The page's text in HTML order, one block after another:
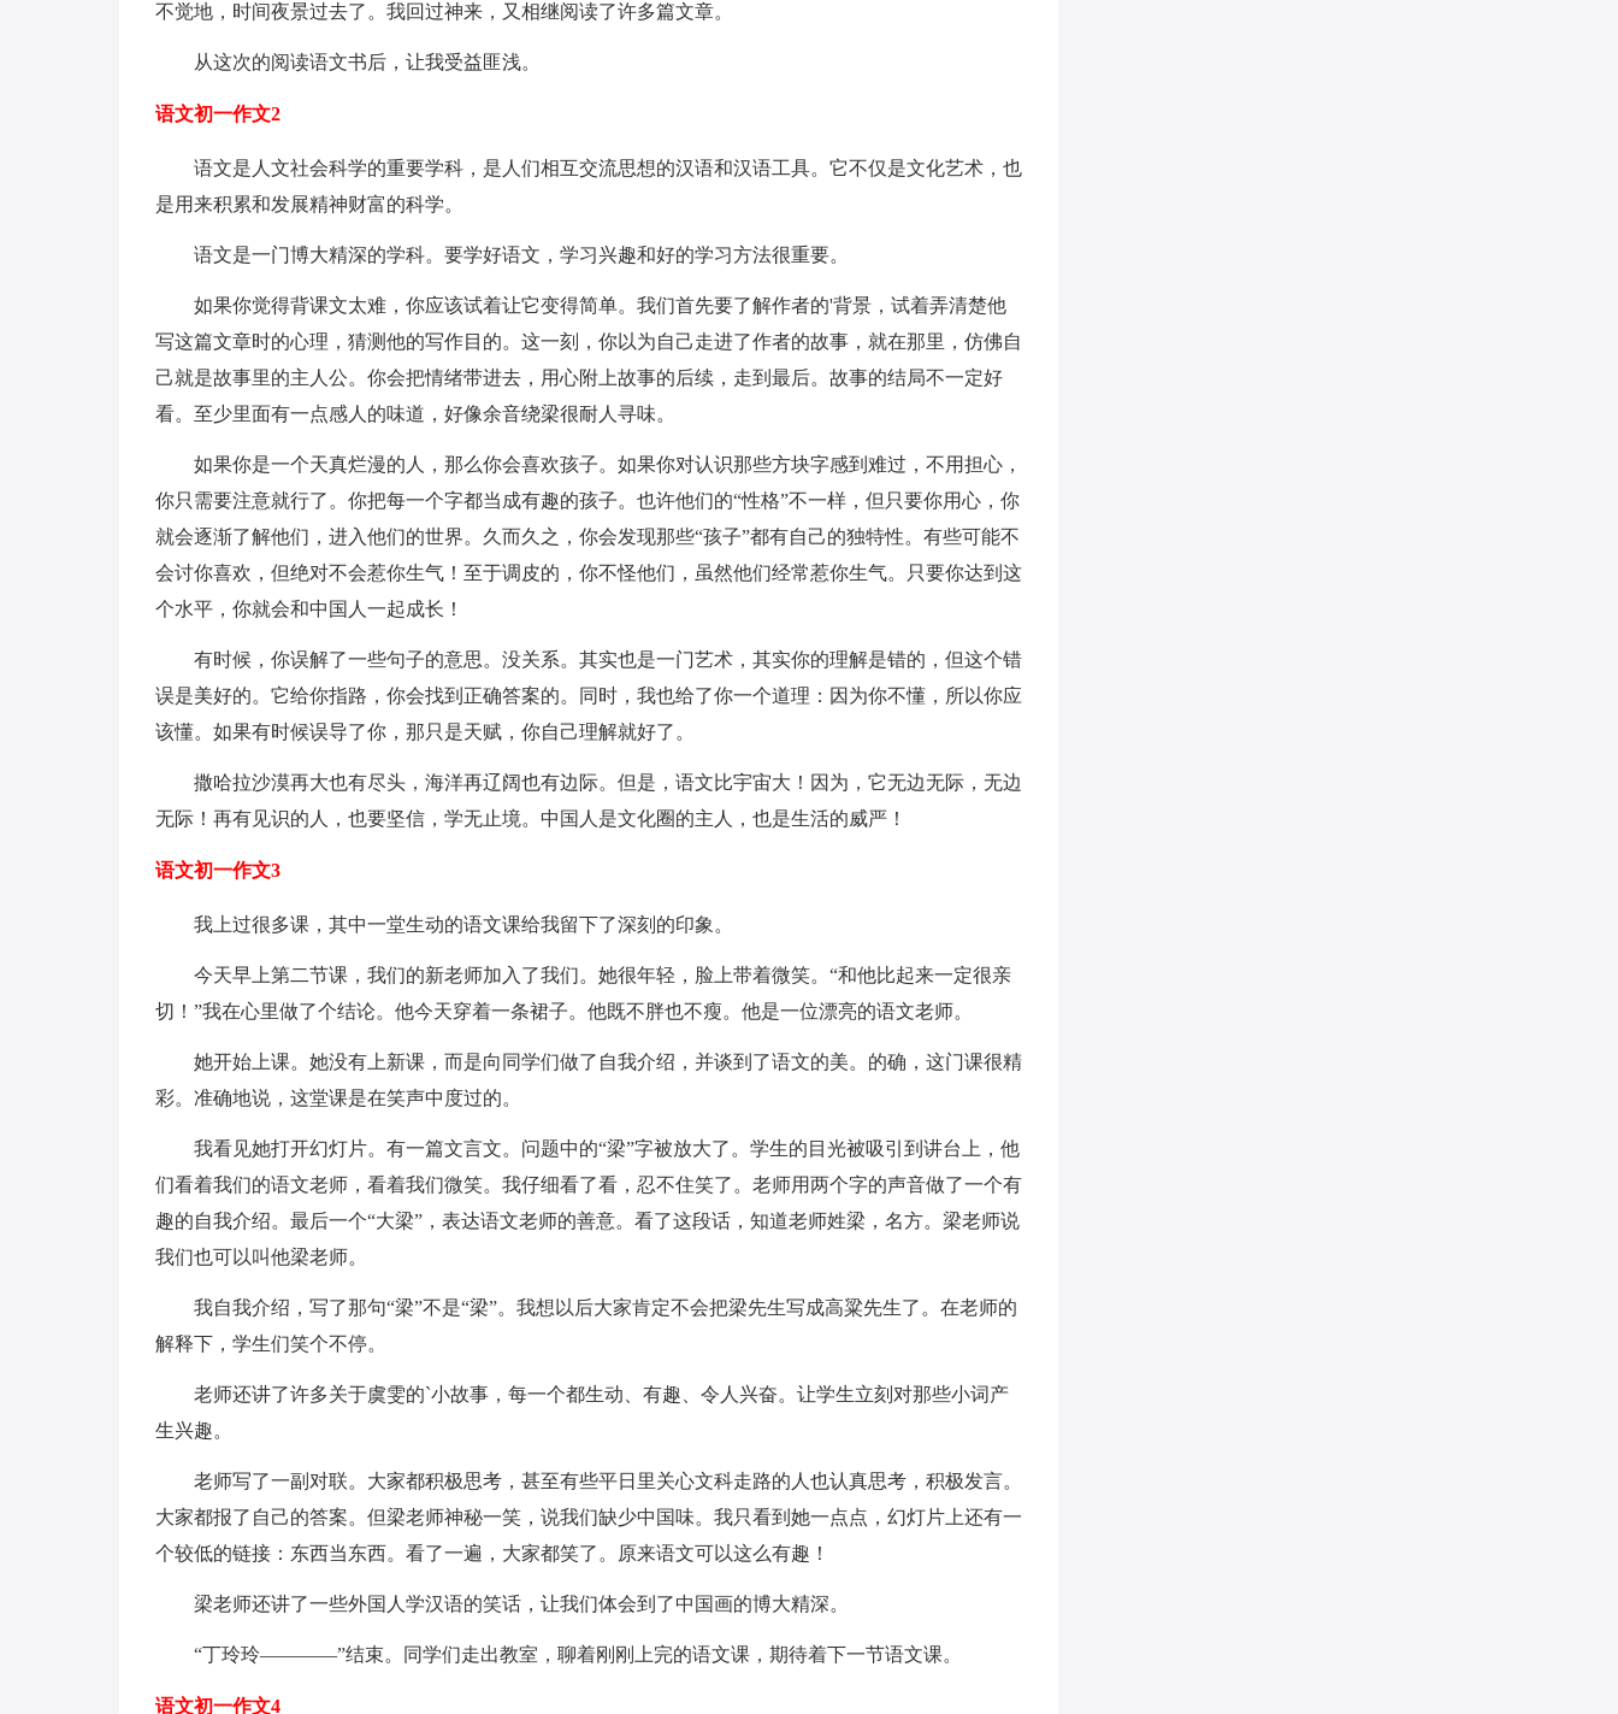
不觉地，时间夜景过去了。我回过神来，又相继阅读了许多篇文章。
从这次的阅读语文书后，让我受益匪浅。
语文初一作文2
语文是人文社会科学的重要学科，是人们相互交流思想的汉语和汉语工具。它不仅是文化艺术，也
是用来积累和发展精神财富的科学。
语文是一门博大精深的学科。要学好语文，学习兴趣和好的学习方法很重要。
如果你觉得背课文太难，你应该试着让它变得简单。我们首先要了解作者的'背景，试着弄清楚他
写这篇文章时的心理，猜测他的写作目的。这一刻，你以为自己走进了作者的故事，就在那里，仿佛自
己就是故事里的主人公。你会把情绪带进去，用心附上故事的后续，走到最后。故事的结局不一定好
看。至少里面有一点感人的味道，好像余音绕梁很耐人寻味。
如果你是一个天真烂漫的人，那么你会喜欢孩子。如果你对认识那些方块字感到难过，不用担心，
你只需要注意就行了。你把每一个字都当成有趣的孩子。也许他们的“性格”不一样，但只要你用心，你
就会逐渐了解他们，进入他们的世界。久而久之，你会发现那些“孩子”都有自己的独特性。有些可能不
会讨你喜欢，但绝对不会惹你生气！至于调皮的，你不怪他们，虽然他们经常惹你生气。只要你达到这
个水平，你就会和中国人一起成长！
有时候，你误解了一些句子的意思。没关系。其实也是一门艺术，其实你的理解是错的，但这个错
误是美好的。它给你指路，你会找到正确答案的。同时，我也给了你一个道理：因为你不懂，所以你应
该懂。如果有时候误导了你，那只是天赋，你自己理解就好了。
撒哈拉沙漠再大也有尽头，海洋再辽阔也有边际。但是，语文比宇宙大！因为，它无边无际，无边
无际！再有见识的人，也要坚信，学无止境。中国人是文化圈的主人，也是生活的威严！
语文初一作文3
我上过很多课，其中一堂生动的语文课给我留下了深刻的印象。
今天早上第二节课，我们的新老师加入了我们。她很年轻，脸上带着微笑。“和他比起来一定很亲
切！”我在心里做了个结论。他今天穿着一条裙子。他既不胖也不瘦。他是一位漂亮的语文老师。
她开始上课。她没有上新课，而是向同学们做了自我介绍，并谈到了语文的美。的确，这门课很精
彩。准确地说，这堂课是在笑声中度过的。
我看见她打开幻灯片。有一篇文言文。问题中的“梁”字被放大了。学生的目光被吸引到讲台上，他
们看着我们的语文老师，看着我们微笑。我仔细看了看，忍不住笑了。老师用两个字的声音做了一个有
趣的自我介绍。最后一个“大梁”，表达语文老师的善意。看了这段话，知道老师姓梁，名方。梁老师说
我们也可以叫他梁老师。
我自我介绍，写了那句“梁”不是“梁”。我想以后大家肯定不会把梁先生写成高粱先生了。在老师的
解释下，学生们笑个不停。
老师还讲了许多关于虞雯的`小故事，每一个都生动、有趣、令人兴奋。让学生立刻对那些小词产
生兴趣。
老师写了一副对联。大家都积极思考，甚至有些平日里关心文科走路的人也认真思考，积极发言。
大家都报了自己的答案。但梁老师神秘一笑，说我们缺少中国味。我只看到她一点点，幻灯片上还有一
个较低的链接：东西当东西。看了一遍，大家都笑了。原来语文可以这么有趣！
梁老师还讲了一些外国人学汉语的笑话，让我们体会到了中国画的博大精深。
“丁玲玲————”结束。同学们走出教室，聊着刚刚上完的语文课，期待着下一节语文课。
语文初一作文4